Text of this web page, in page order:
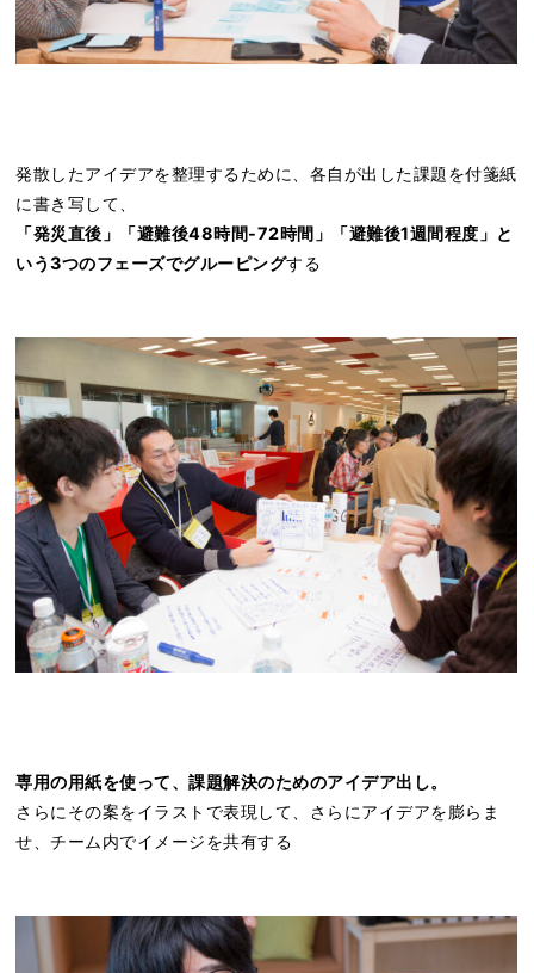
発散したアイデアを整理するために、各自が出した課題を付箋紙
に書き写して、
「発災直後」「避難後48時間-72時間」「避難後1週間程度」と
いう3つのフェーズでグルーピングする
専用の用紙を使って、課題解決のためのアイデア出し。
さらにその案をイラストで表現して、さらにアイデアを膨らま
せ、チーム内でイメージを共有する